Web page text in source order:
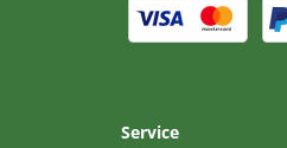
Service